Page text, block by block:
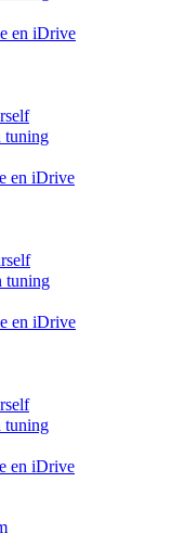
en iDrive
tuning
en iDrive
tuning
en iDrive
tuning
en iDrive